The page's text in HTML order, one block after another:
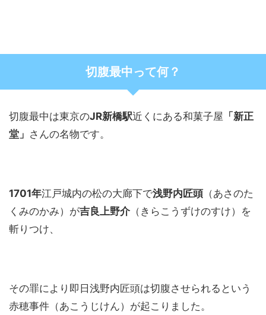
切腹最中って何？
切腹最中は東京のJR新橋駅近くにある和菓子屋 「新正
堂」 さんの名物です。
1701年江戸城内の松の大廊下で浅野内匠頭 （あさのた
くみのかみ）が吉良上野介（きらこうずけのすけ）を
斬りつけ、
その罪により即日浅野内匠頭は切腹させられるという
赤穂事件（あこうじけん）が起こりました。